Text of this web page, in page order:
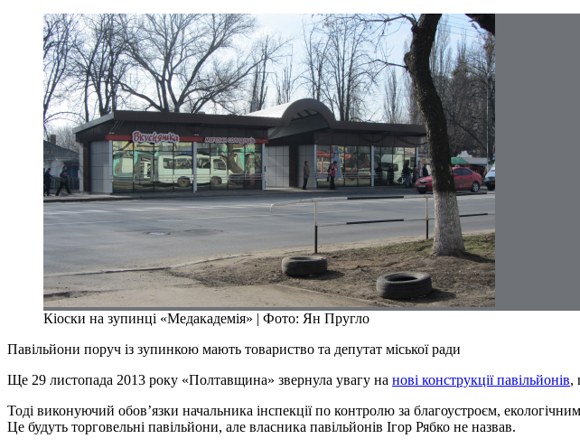
Кіоски на зупинці «Медакадемія» | Фото: Ян Пругло
Павільйони поруч із зупинкою мають товариство та депутат міської ради
Ще 29 листопада 2013 року «Полтавщина» звернула увагу на нові конструкції павільйонів,
Тоді виконуючий обов’язки начальника інспекції по контролю за благоустроєм,
Це будуть торговельні павільйони, але власника павільйонів Ігор Рябко не назвав.